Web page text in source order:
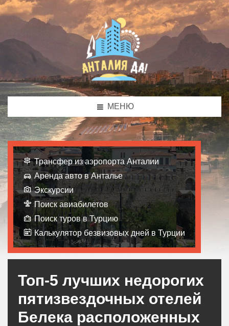
МЕНЮ
Трансфер из аэропорта Анталии
Аренда авто в Анталье
Экскурсии
Поиск авиабилетов
Поиск туров в Турцию
Калькулятор безвизовых дней в Турции
Топ-5 лучших недорогих
пятизвездочных отелей
Белека расположенных